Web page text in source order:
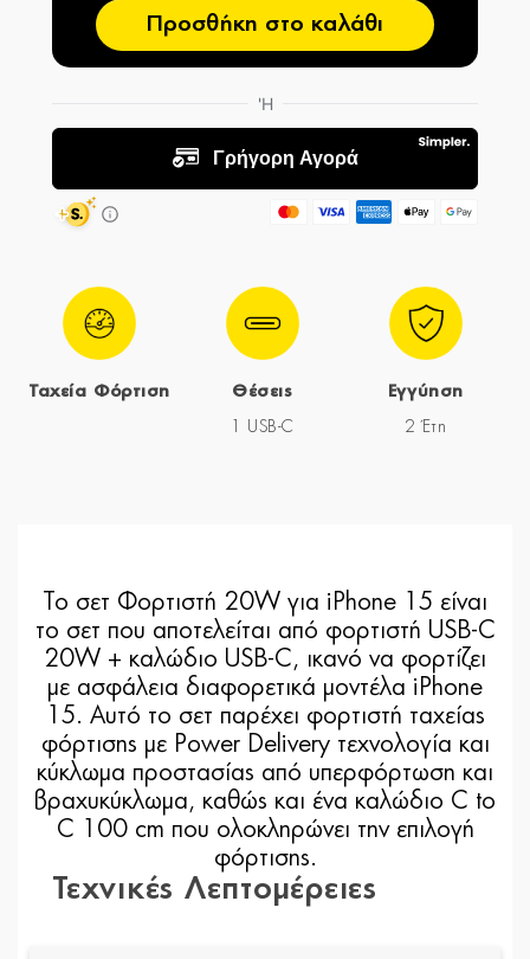
Προσθήκη στο καλάθι
Ταχεία Φόρτιση Θέσεις
1 USB-C
Εγγύηση
2 Έτη
Το σετ Φορτιστή 20W για iPhone 15 είναι
το σετ που αποτελείται από φορτιστή USB-C
20W + καλώδιο USB-C, ικανό να φορτίζει
με ασφάλεια διαφορετικά μοντέλα iPhone
15. Αυτό το σετ παρέχει φορτιστή ταχείας
φόρτισης με Power Delivery τεχνολογία και
κύκλωμα προστασίας από υπερφόρτωση και
βραχυκύκλωμα, καθώς και ένα καλώδιο C to
C 100 cm που ολοκληρώνει την επιλογή
φόρτισης.
Τεχνικές Λεπτομέρειες